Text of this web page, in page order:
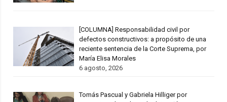
[COLUMNA] Responsabilidad civil por
defectos constructivos: a propósito de una
reciente sentencia de la Corte Suprema, por
María Elisa Morales
6 agosto, 2026
Tomás Pascual y Gabriela Hilliger por